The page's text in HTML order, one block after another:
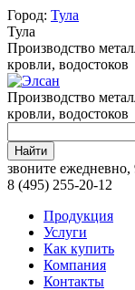
Город: Тула
Тула
Производство
кровли, водостоков
Производство
кровли, водостоков
Найти
звоните ежедневно,
8 (495) 255-20-12
Продукция
Услуги
Как купить
Компания
Контакты